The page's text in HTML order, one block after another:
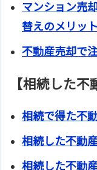
マンション売
替えのメリッ
不動産売却で
【相続した不
相続で得た不
相続した不動
相続した不動